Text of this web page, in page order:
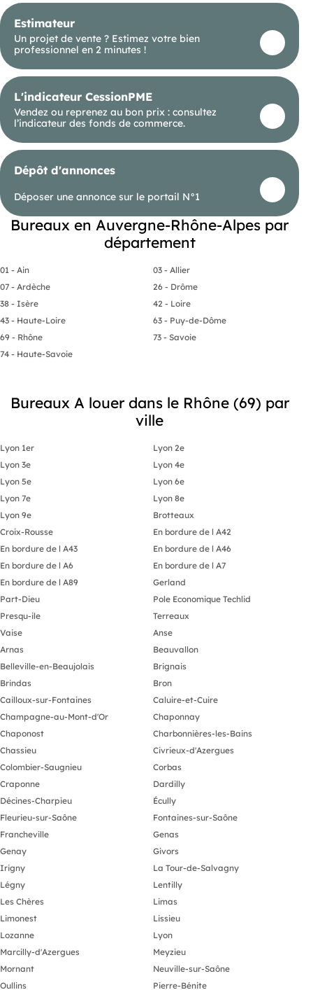
Estimateur
Un projet de vente ? Estimez votre bien
professionnel en 2 minutes !
L'indicateur CessionPME
Vendez ou reprenez au bon prix : consultez
l’indicateur des fonds de commerce.
Dépôt d'annonces
Déposer une annonce sur le portail N°1
Bureaux en Auvergne-Rhône-Alpes par
département
01 - Ain
03 - Allier
07 - Ardèche
26 - Drôme
38 - Isère
42 - Loire
43 - Haute-Loire
63 - Puy-de-Dôme
69 - Rhône
73 - Savoie
74 - Haute-Savoie
Bureaux A louer dans le Rhône (69) par
ville
Lyon 1er
Lyon 2e
Lyon 3e
Lyon 4e
Lyon 5e
Lyon 6e
Lyon 7e
Lyon 8e
Lyon 9e
Brotteaux
Croix-Rousse
En bordure de l A42
En bordure de l A43
En bordure de l A46
En bordure de l A6
En bordure de l A7
En bordure de l A89
Gerland
Part-Dieu
Pole Economique Techlid
Presqu-ile
Terreaux
Vaise
Anse
Arnas
Beauvallon
Belleville-en-Beaujolais
Brignais
Brindas
Bron
Cailloux-sur-Fontaines
Caluire-et-Cuire
Champagne-au-Mont-d'Or
Chaponnay
Chaponost
Charbonnières-les-Bains
Chassieu
Civrieux-d'Azergues
Colombier-Saugnieu
Corbas
Craponne
Dardilly
Décines-Charpieu
Écully
Fleurieu-sur-Saône
Fontaines-sur-Saône
Francheville
Genas
Genay
Givors
Irigny
La Tour-de-Salvagny
Légny
Lentilly
Les Chères
Limas
Limonest
Lissieu
Lozanne
Lyon
Marcilly-d'Azergues
Meyzieu
Mornant
Neuville-sur-Saône
Oullins
Pierre-Bénite